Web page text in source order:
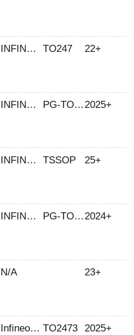
INFINEON TO247 22+
INFINEON/英飞凌 PG-TO247-3 2025+
INFINEON TSSOP 25+
INFINEON/英飞凌 PG-TO247-32024+
N/A 23+
Infineon Technologies TO2473 2025+